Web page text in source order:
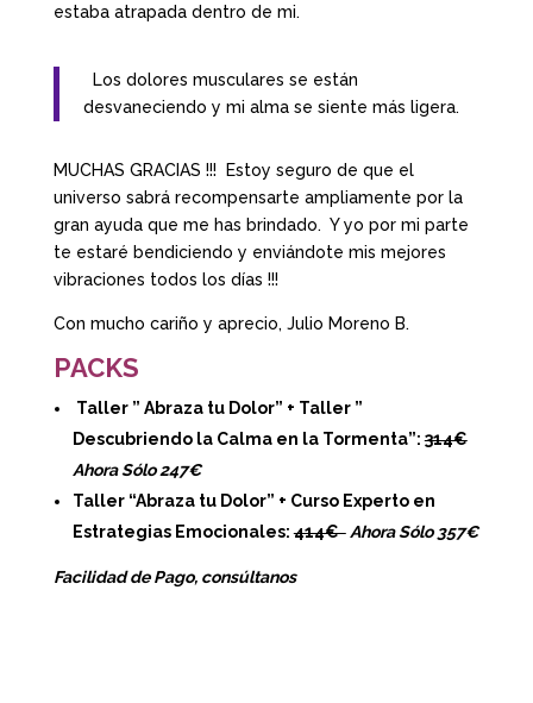
estaba atrapada dentro de mi.
Los dolores musculares se están
desvaneciendo y mi alma se siente más ligera.
MUCHAS GRACIAS !!! Estoy seguro de que el
universo sabrá recompensarte ampliamente por la
gran ayuda que me has brindado. Y yo por mi parte
te estaré bendiciendo y enviándote mis mejores
vibraciones todos los días !!!
Con mucho cariño y aprecio, Julio Moreno B.
PACKS
Taller ” Abraza tu Dolor” + Taller ”
Descubriendo la Calma en la Tormenta”:314€
Ahora Sólo 247€
Taller “Abraza tu Dolor” + Curso Experto en
Estrategias Emocionales:414€ Ahora Sólo 357€
Facilidad de Pago, consúltanos